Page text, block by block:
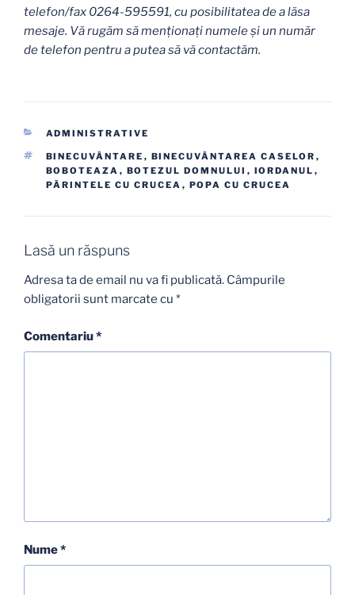
telefon/fax 0264-595591, cu posibilitatea de a lăsa
mesaje. Vă rugăm să menţionaţi numele şi un număr
de telefon pentru a putea să vă contactăm.
CATEGORII
ADMINISTRATIVE
ETICHETE
BINECUVÂNTARE , BINECUVÂNTAREA CASELOR ,
BOBOTEAZA , BOTEZUL DOMNULUI , IORDANUL ,
PĂRINTELE CU CRUCEA , POPA CU CRUCEA
Lasă un răspuns
Adresa ta de email nu va fi publicată. Câmpurile
obligatorii sunt marcate cu *
Comentariu*
Nume*